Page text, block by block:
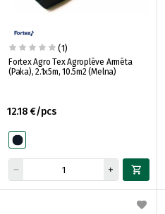
(1)
Fortex Agro Tex Agroplēve Armēta
(Paka), 2.1x5m, 10.5m2 (Melna)
12.18 €/pcs